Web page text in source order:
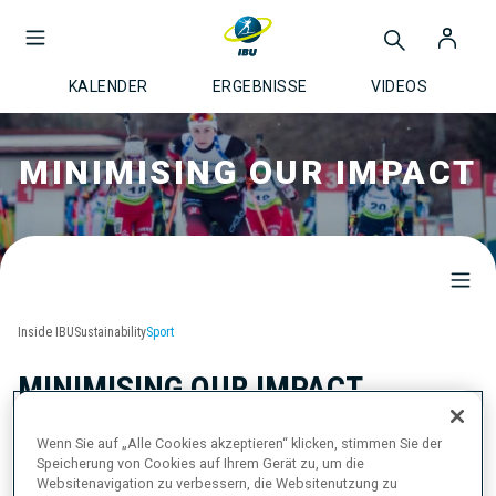
KALENDER ERGEBNISSE VIDEOS
MINIMISING OUR IMPACT
Inside IBUSustainabilitySport
MINIMISING OUR IMPACT
Wenn Sie auf „Alle Cookies akzeptieren“ klicken, stimmen Sie der
Speicherung von Cookies auf Ihrem Gerät zu, um die
Websitenavigation zu verbessern, die Websitenutzung zu